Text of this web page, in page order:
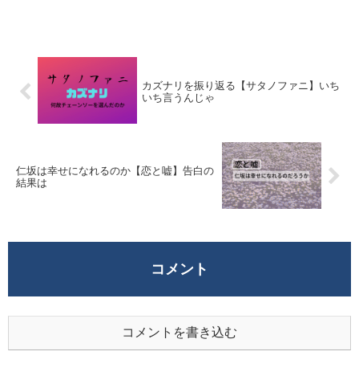
カズナリを振り返る【サタノファニ】いち
いち言うんじゃ
仁坂は幸せになれるのか【恋と嘘】告白の
結果は
コメント
コメントを書き込む